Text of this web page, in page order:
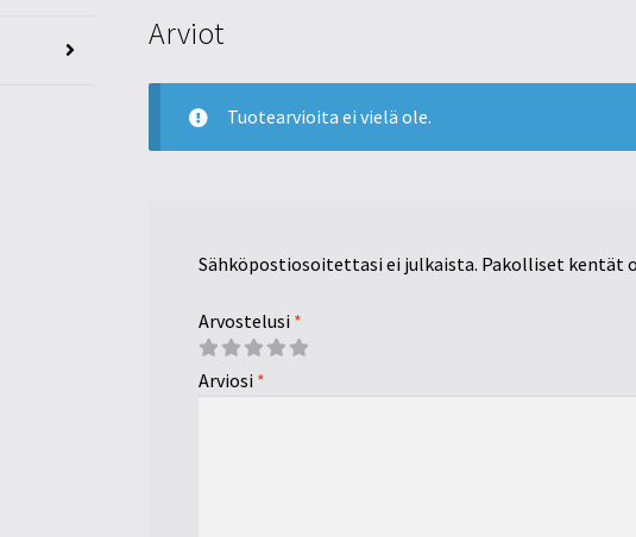
Arviot
Tuotearvioita ei vielä ole.
Sähköpostiosoitettasi ei julkaista. Pakolliset kentät
Arvostelusi *
Arviosi *